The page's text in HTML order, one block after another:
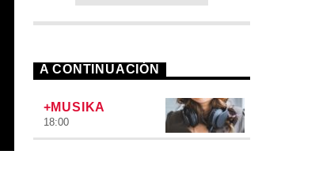
A CONTINUACIÓN
+MUSIKA
18:00